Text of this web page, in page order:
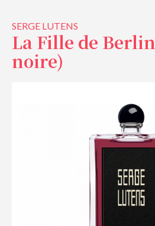
SERGE LUTENS
La Fille de
noire)